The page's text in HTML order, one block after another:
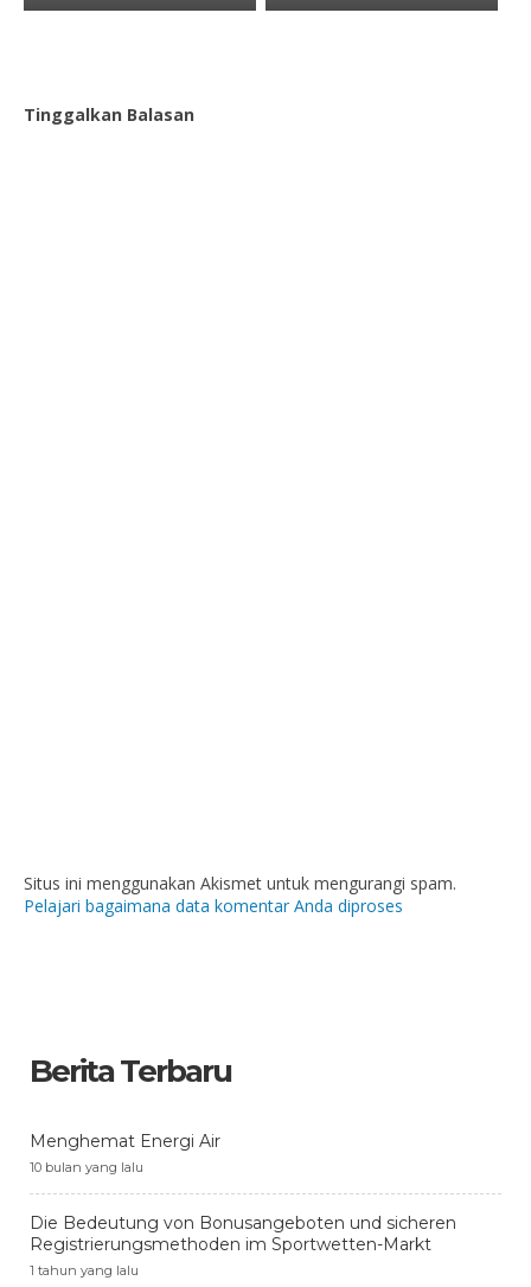
Tinggalkan Balasan
Situs ini menggunakan Akismet untuk mengurangi spam.
Pelajari bagaimana data komentar Anda diproses
Berita Terbaru
Menghemat Energi Air
10 bulan yang lalu
Die Bedeutung von Bonusangeboten und sicheren
Registrierungsmethoden im Sportwetten-Markt
1 tahun yang lalu